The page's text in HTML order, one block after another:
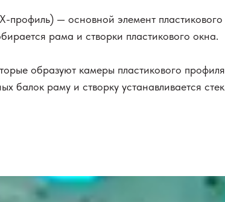
— основной элемент пластикового
рама и створки пластикового окна.
образуют камеры пластикового
балок раму и створку устанавливается